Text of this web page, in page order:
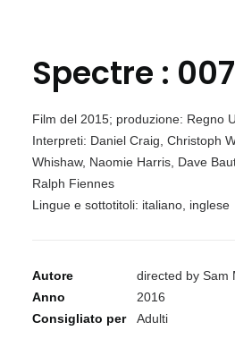
Spectre : 007
Film del 2015; produzione: Regno
Interpreti: Daniel Craig, Christoph
Whishaw, Naomie Harris, Dave
Ralph Fiennes
Lingue e sottotitoli: italiano, inglese
Autore
directed by Sam
Anno
2016
Consigliato per
Adulti